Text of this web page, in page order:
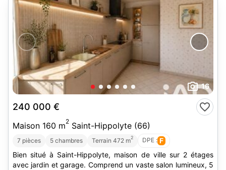
16
240 000 €
Maison 160 m2 Saint-Hippolyte (66)
7 pièces 5 chambres Terrain 472 m2 DPE : F
Bien situé à Saint-Hippolyte, maison de ville sur 2 étages
avec jardin et garage. Comprend un vaste salon lumineux, 5